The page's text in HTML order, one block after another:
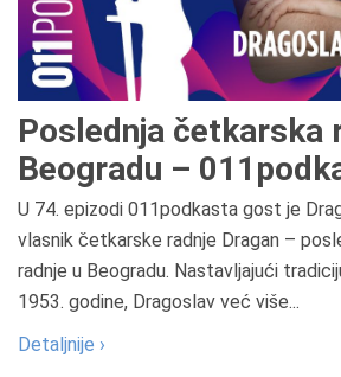
Poslednja četkarska
Beogradu –
U 74. epizodi 011podkasta gost je
vlasnik četkarske radnje Dragan –
radnje u Beogradu. Nastavljajući
1953. godine, Dragoslav već više...
Detaljnije ›